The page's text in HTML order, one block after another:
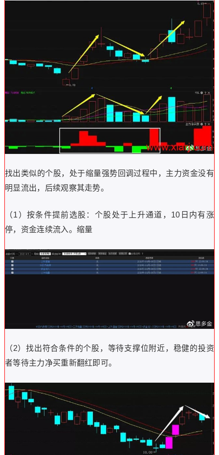
找出类似的个股，处于缩量强势回调过程中，主力资金没有
明显流出，后续观察其走势。
（1）按条件提前选股：个股处于上升通道，10日内有涨
停，资金连续流入。缩量
（2）找出符合条件的个股，等待支撑位附近，稳健的投资
者等待主力净买重新翻红即可。